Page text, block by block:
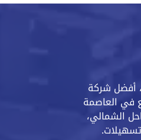
أفضل شركة
في العاصمة
الشمالي،